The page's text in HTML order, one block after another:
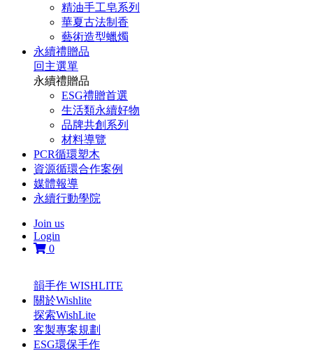
精油手工皂系列
華夏古法制香
藝術造型蠟燭
永續禮贈品
回主選單
永續禮贈品
ESG禮贈首選
生活類永續好物
品牌共創系列
材料導覽
PCR循環塑木
資源循環合作案例
媒體報導
永續行動學院
Join us
Login
0
韻手作 WISHLITE
關於Wishlite
探索WishLite
客製專案規劃
ESG環保手作